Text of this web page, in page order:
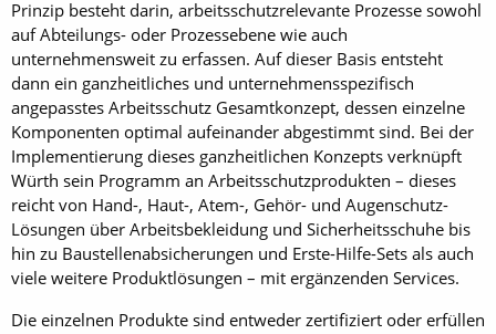
Prinzip besteht darin, arbeitsschutzrelevante Prozesse sowohl
auf Abteilungs- oder Prozessebene wie auch
unternehmensweit zu erfassen. Auf dieser Basis entsteht
dann ein ganzheitliches und unternehmensspezifisch
angepasstes Arbeitsschutz Gesamtkonzept, dessen einzelne
Komponenten optimal aufeinander abgestimmt sind. Bei der
Implementierung dieses ganzheitlichen Konzepts verknüpft
Würth sein Programm an Arbeitsschutzprodukten – dieses
reicht von Hand-, Haut-, Atem-, Gehör- und Augenschutz-
Lösungen über Arbeitsbekleidung und Sicherheitsschuhe bis
hin zu Baustellenabsicherungen und Erste-Hilfe-Sets als auch
viele weitere Produktlösungen – mit ergänzenden Services.
Die einzelnen Produkte sind entweder zertifiziert oder erfüllen